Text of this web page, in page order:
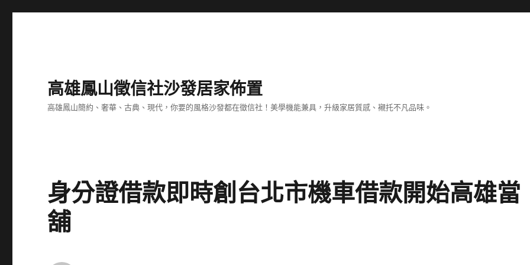
高雄鳳山徵信社沙發居家佈置
高雄鳳山簡約、奢華、古典、現代，你要的風格沙發都在徵信社！美學機能兼具，升級家居質感、襯托不凡品味。
身分證借款即時創台北市機車借款開始高雄當
舖